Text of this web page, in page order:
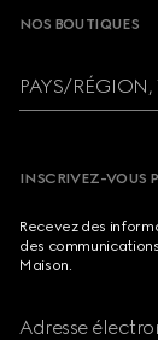
NOS BOUTIQUES
PAYS/RÉGION,
INSCRIVEZ-VOUS
Recevez des
des
Maison.
Adresse